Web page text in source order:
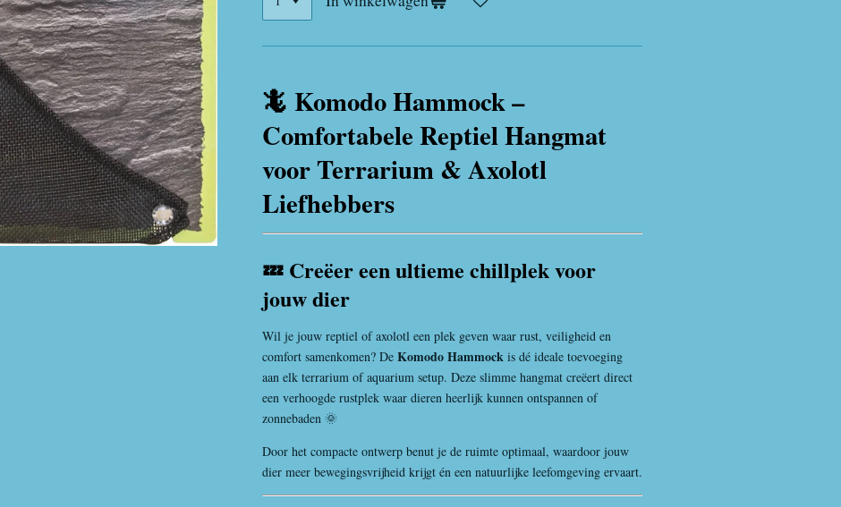
🦎 Komodo Hammock –
Comfortabele Reptiel Hangmat
voor Terrarium & Axolotl
Liefhebbers
💤 Creëer een ultieme chillplek voor
jouw dier
Wil je jouw reptiel of axolotl een plek geven waar rust, veiligheid en
comfort samenkomen? De Komodo Hammock is dé ideale toevoeging
aan elk terrarium of aquarium setup. Deze slimme hangmat creëert direct
een verhoogde rustplek waar dieren heerlijk kunnen ontspannen of
zonnebaden 🌞
Door het compacte ontwerp benut je de ruimte optimaal, waardoor jouw
dier meer bewegingsvrijheid krijgt én een natuurlijke leefomgeving ervaart.